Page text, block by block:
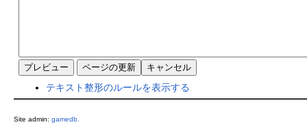
テキスト整形のルールを表示する
Site admin: gamedb.